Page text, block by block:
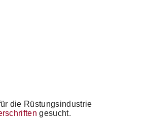
die Rüstungsindustrie
gesucht.